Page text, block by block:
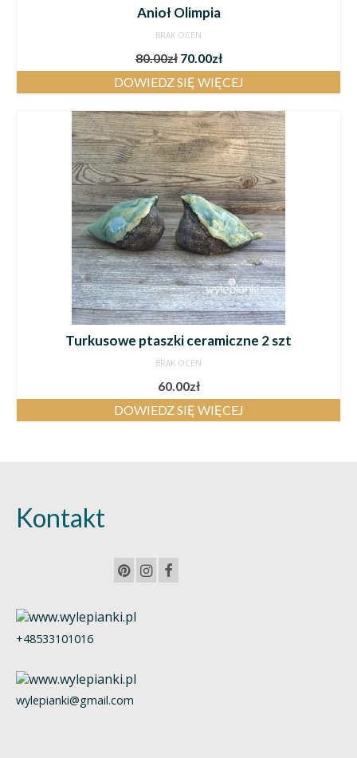
Anioł Olimpia
BRAK OCEN
80.00zł 70.00zł
DOWIEDZ SIĘ WIĘCEJ
Turkusowe ptaszki ceramiczne 2 szt
BRAK OCEN
60.00zł
DOWIEDZ SIĘ WIĘCEJ
Kontakt
+48533101016
wylepianki@gmail.com